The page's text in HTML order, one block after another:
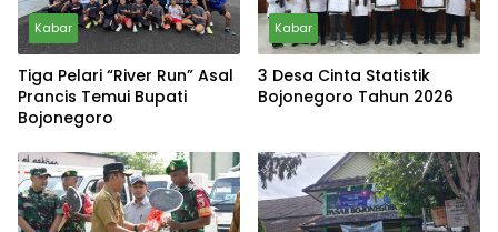
Kabar
Tiga Pelari “River Run” Asal
Prancis Temui Bupati
Bojonegoro
Kabar
3 Desa Cinta Statistik
Bojonegoro Tahun 2026